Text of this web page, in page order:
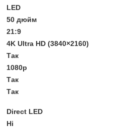
LED
50 дюйм
21:9
4K Ultra HD (3840×2160)
Так
1080р
Так
Так
Direct LED
Ні